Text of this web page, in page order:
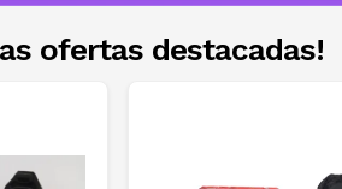
ofertas destacadas!